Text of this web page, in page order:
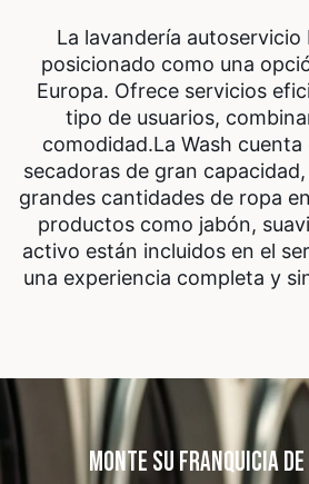
La lavandería autoservicio
posicionado como una
Europa. Ofrece servicios
tipo de usuarios,
comodidad.La Wash
secadoras de gran
grandes cantidades de ropa
productos como jabón,
activo están incluidos en el
una experiencia completa y
MONTE SU FRANQUICIA